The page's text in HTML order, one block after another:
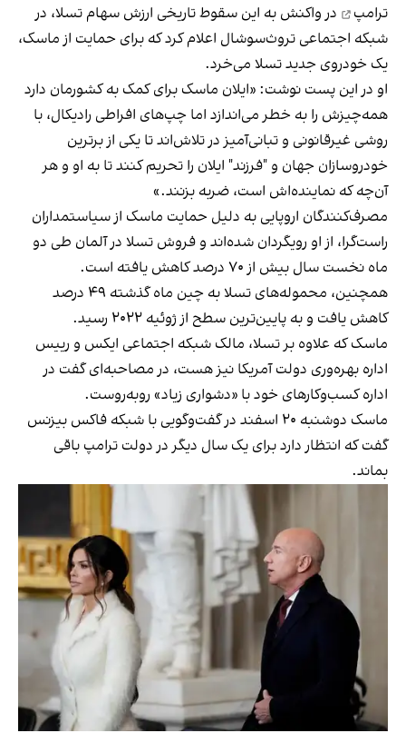
ترامپ
در واکنش به این سقوط تاریخی ارزش سهام تسلا، در
شبکه اجتماعی تروث‌سوشال اعلام کرد که برای حمایت از ماسک،
یک خودروی جدید تسلا می‌خرد.
او در این پست نوشت: «ایلان ماسک برای کمک به کشورمان دارد
همه‌چیزش را به خطر می‌اندازد اما چپ‌های افراطی رادیکال، با
روشی غیرقانونی و تبانی‌آمیز در تلاش‌اند تا یکی از برترین
خودروسازان جهان و "فرزند" ایلان را تحریم کنند تا به او و هر
آن‌چه که نماینده‌اش است، ضربه بزنند.»
مصرف‌کنندگان اروپایی به دلیل حمایت ماسک از سیاستمداران
راست‌گرا، از او رویگردان شده‌اند و فروش تسلا در آلمان طی دو
ماه نخست سال بیش از ۷۰ درصد کاهش یافته است.
همچنین، محموله‌های تسلا به چین ماه گذشته ۴۹ درصد
کاهش یافت و به پایین‌‌ترین سطح از ژوئیه ۲۰۲۲ رسید.
ماسک که علاوه بر تسلا، مالک شبکه اجتماعی ایکس و رییس
اداره بهره‌وری دولت آمریکا نیز هست، در مصاحبه‌ای گفت در
اداره کسب‌وکارهای خود با «دشواری زیاد» روبه‌روست.
ماسک دوشنبه ۲۰ اسفند در گفت‌وگویی با شبکه فاکس بیزنس
گفت که انتظار دارد برای یک سال دیگر در دولت ترامپ باقی
بماند.